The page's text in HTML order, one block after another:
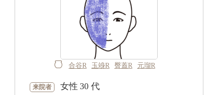
合谷R 玉竧R 臀蓋R 元瑠R
来院者 女性 30 代